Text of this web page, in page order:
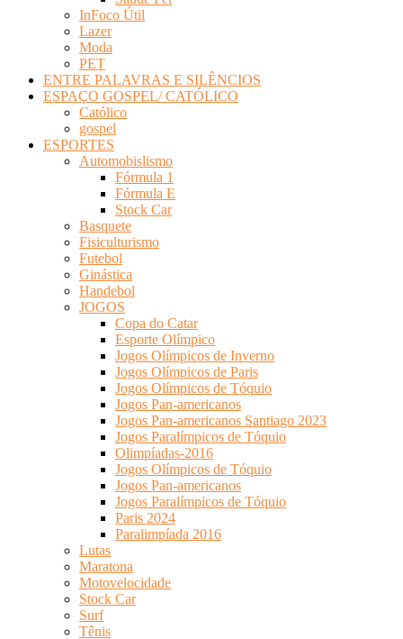
InFoco Útil
Lazer
Moda
PET
ENTRE PALAVRAS E SILÊNCIOS
ESPAÇO GOSPEL/ CATÓLICO
Católico
gospel
ESPORTES
Automobislismo
Fórmula 1
Fórmula E
Stock Car
Basquete
Fisiculturismo
Futebol
Ginástica
Handebol
JOGOS
Copa do Catar
Esporte Olímpico
Jogos Olímpicos de Inverno
Jogos Olímpicos de Paris
Jogos Olímpicos de Tóquio
Jogos Pan-americanos
Jogos Pan-americanos Santiago 2023
Jogos Paralímpicos de Tóquio
Olimpíadas-2016
Jogos Olímpicos de Tóquio
Jogos Pan-americanos
Jogos Paralímpicos de Tóquio
Paris 2024
Paralimpíada 2016
Lutas
Maratona
Motovelocidade
Stock Car
Surf
Tênis